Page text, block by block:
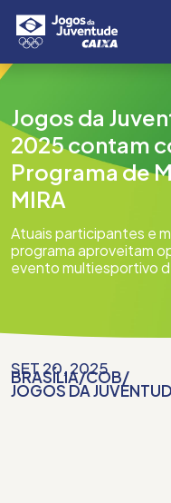
Jogos da
2025 contam
Programa de
MIRA
Atuais participantes e
programa aproveitam
evento multiesportivo
SET 20, 2025
BRASÍLIA/COB/
JOGOS DA